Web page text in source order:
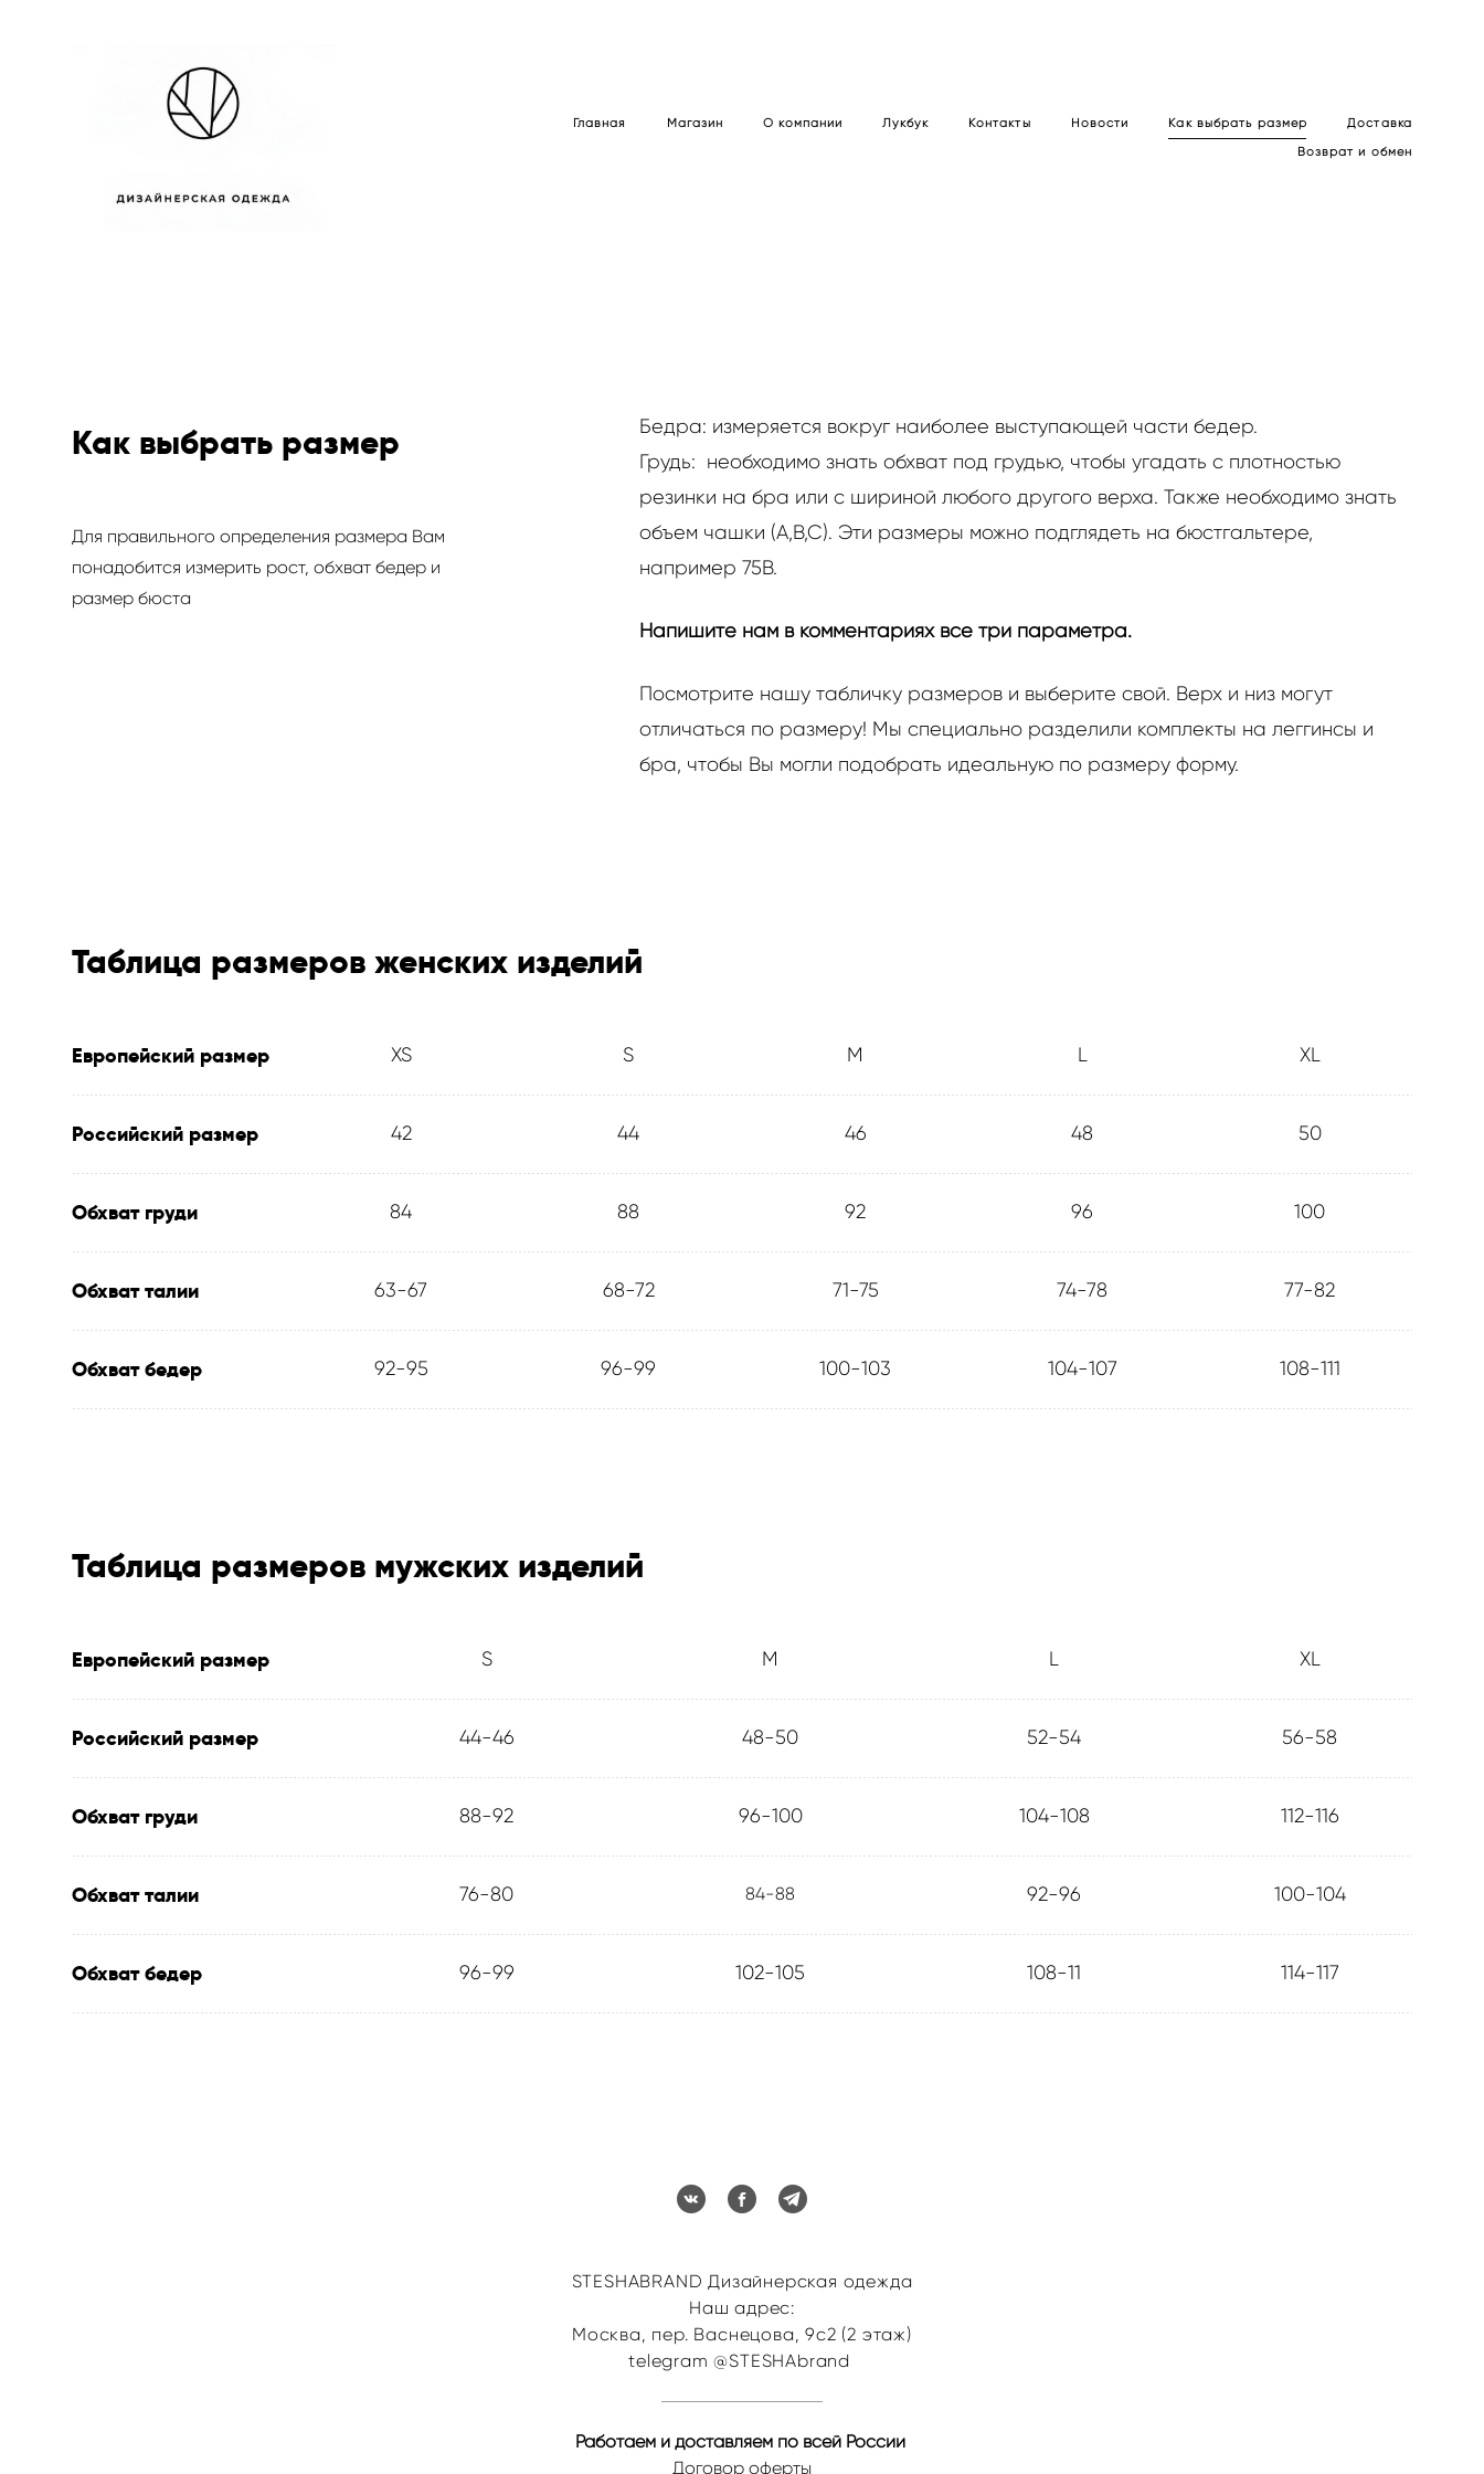
Главная Магазин О компании Лукбук Контакты Новости Как выбрать размер
Доставка
Возврат и обмен
Как выбрать размер
Для правильного определения размера Вам
понадобится измерить рост, обхват бедер и
размер бюста
Бедра: измеряется вокруг наиболее выступающей части бедер.
Грудь: необходимо знать обхват под грудью, чтобы угадать с плотностью
резинки на бра или с шириной любого другого верха. Также необходимо знать
объем чашки (A,B,C). Эти размеры можно подглядеть на бюстгальтере,
например 75B.
Напишите нам в комментариях все три параметра.
Посмотрите нашу табличку размеров и выберите свой. Верх и низ могут
отличаться по размеру! Мы специально разделили комплекты на леггинсы и
бра, чтобы Вы могли подобрать идеальную по размеру форму.
Таблица размеров женских изделий
Европейский размер XS S M L XL
Российский размер 42 44 46 48 50
Обхват груди 84 88 92 96 100
Обхват талии 63-67 68-72 71-75 74-78 77-82
Обхват бедер 92-95 96-99 100-103 104-107 108-111
Таблица размеров мужских изделий
Европейский размер S M L XL
Российский размер 44-46 48-50 52-54 56-58
Обхват груди 88-92 96-100 104-108 112-116
Обхват талии 76-80 84-88 92-96 100-104
Обхват бедер 96-99 102-105 108-11 114-117
STESHABRAND Дизайнерская одежда
Наш адрес:
Москва, пер. Васнецова, 9с2 (2 этаж)
telegram @STESHAbrand
Работаем и доставляем по всей России
Договор оферты